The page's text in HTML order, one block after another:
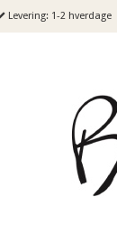
Levering: 1-2 hverdage